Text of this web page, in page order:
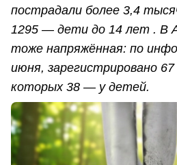
пострадали более 3,4
1295 — дети до 14 лет . В
тоже напряжённая: по
июня, зарегистрировано 67
которых 38 — у детей.